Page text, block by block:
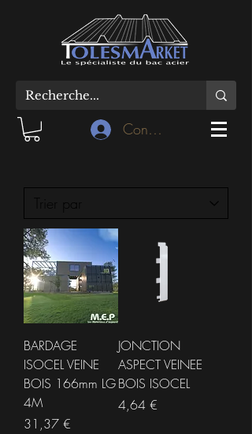
Connexion
BARDAGE
ISOCEL VEINE
BOIS 166mm LG
4M
Prix
31,37 €
JONCTION
ASPECT VEINEE
BOIS ISOCEL
Prix
4,64 €